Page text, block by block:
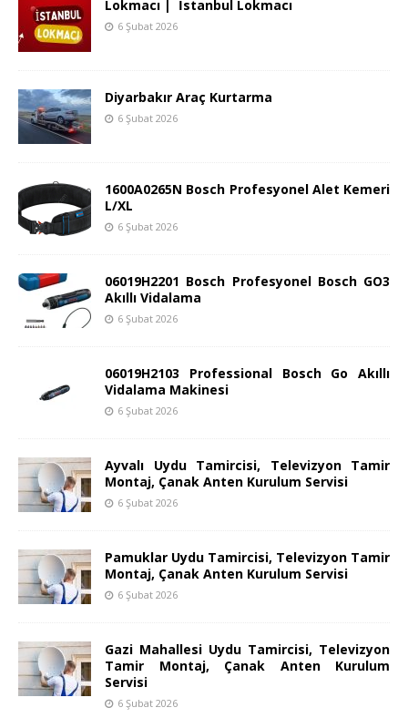
Lokmacı | İstanbul Lokmacı
6 Şubat 2026
Diyarbakır Araç Kurtarma
6 Şubat 2026
1600A0265N Bosch Profesyonel Alet Kemeri
L/XL
6 Şubat 2026
06019H2201 Bosch Profesyonel Bosch GO3
Akıllı Vidalama
6 Şubat 2026
06019H2103 Professional Bosch Go Akıllı
Vidalama Makinesi
6 Şubat 2026
Ayvalı Uydu Tamircisi, Televizyon Tamir
Montaj, Çanak Anten Kurulum Servisi
6 Şubat 2026
Pamuklar Uydu Tamircisi, Televizyon Tamir
Montaj, Çanak Anten Kurulum Servisi
6 Şubat 2026
Gazi Mahallesi Uydu Tamircisi, Televizyon
Tamir Montaj, Çanak Anten Kurulum
Servisi
6 Şubat 2026